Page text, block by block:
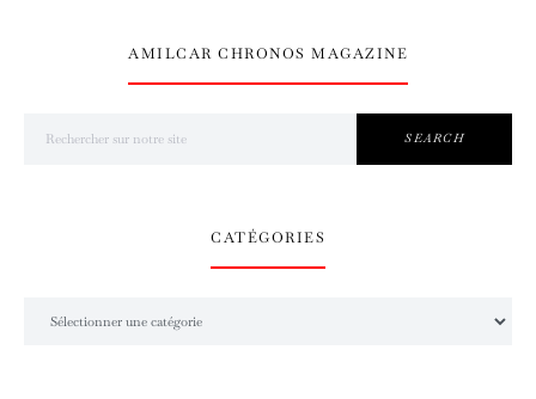
AMILCAR CHRONOS MAGAZINE
SEARCH
CATÉGORIES